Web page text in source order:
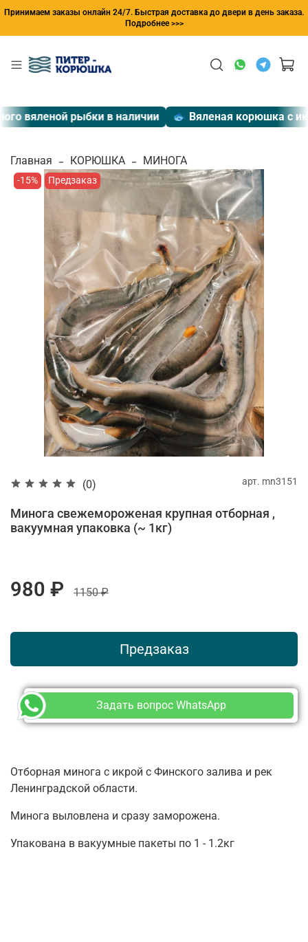
Принимаем заказы онлайн 24/7. Быстрая доставка до двери в день заказа.
Подробнее >>>
вяленой рыбки в наличии 🐟 Вяленая корюшка с
Главная КОРЮШКА МИНОГА
-15% Предзаказ
(0) арт. mn3151
Минога свежемороженая крупная отборная ,
вакуумная упаковка (~ 1кг)
980 ₽ 1150 ₽
Предзаказ
Задать вопрос WhatsApp
Отборная минога с икрой с Финского залива и рек
Ленинградской области.
Минога выловлена и сразу заморожена.
Упакована в вакуумные пакеты по 1 - 1.2кг